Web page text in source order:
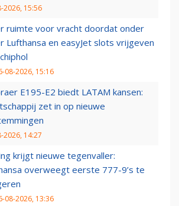
2026, 15:56
ruimte voor vracht doordat onder
Lufthansa en easyJet slots vrijgeven
08-2026, 15:16
E195-E2 biedt LATAM kansen:
zet in op nieuwe
2026, 14:27
krijgt nieuwe tegenvaller:
overweegt eerste 777-9’s te
08-2026, 13:36